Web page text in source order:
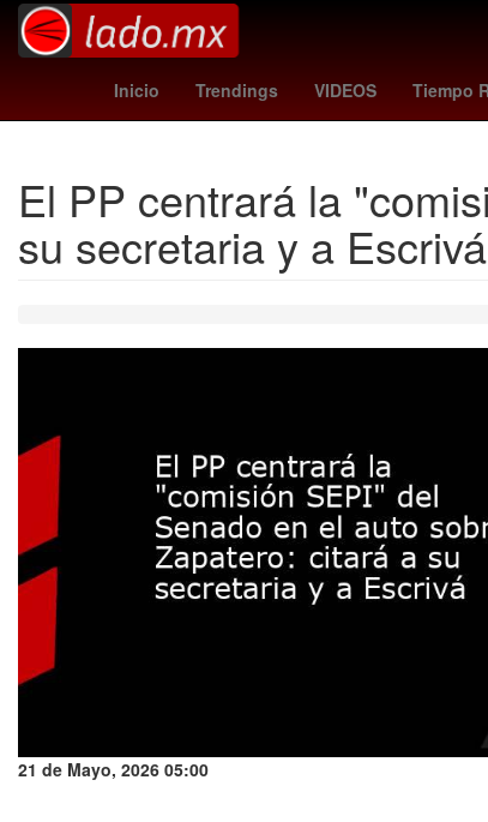
Inicio Trendings VIDEOS Tiempo
Gobierno Perú Nueva York
El PP centrará la
su secretaria y a Escrivá
21 de Mayo, 2026 05:00